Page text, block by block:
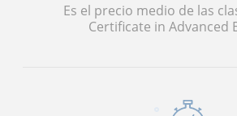
Es el precio medio de las
Certificate in Advanced